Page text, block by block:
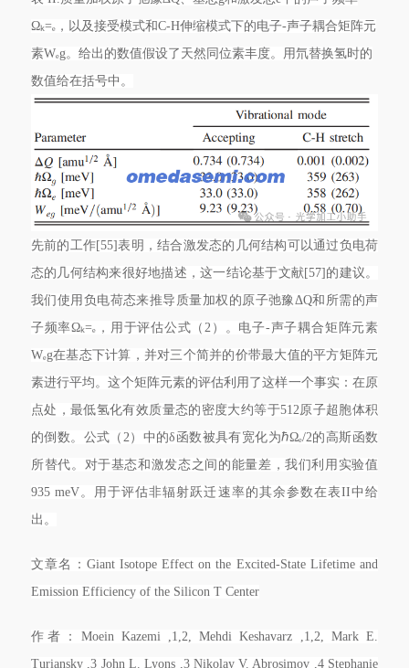
Ωₖ=ₑ，以及接受模式和C-H伸缩模式下的电子-声子耦合矩阵元
素Wₑg。给出的数值假设了天然同位素丰度。用氘替换氢时的
数值给在括号中。
先前的工作[55]表明，结合激发态的几何结构可以通过负电荷
态的几何结构来很好地描述，这一结论基于文献[57]的建议。
我们使用负电荷态来推导质量加权的原子弛豫ΔQ和所需的声
子频率Ωₖ=ₑ，用于评估公式（2）。电子-声子耦合矩阵元素
Wₑg在基态下计算，并对三个简并的价带最大值的平方矩阵元
素进行平均。这个矩阵元素的评估利用了这样一个事实：在原
点处，最低氢化有效质量态的密度大约等于512原子超胞体积
的倒数。公式（2）中的δ函数被具有宽化为ℏΩₑ/2的高斯函数
所替代。对于基态和激发态之间的能量差，我们利用实验值
935 meV。用于评估非辐射跃迁速率的其余参数在表II中给
出。
文章名：Giant Isotope Effect on the Excited-State Lifetime and
Emission Efficiency of the Silicon T Center
作者：Moein Kazemi ,1,2, Mehdi Keshavarz ,1,2, Mark E.
Turiansky ,3 John L. Lyons ,3 Nikolay V. Abrosimov ,4 Stephanie